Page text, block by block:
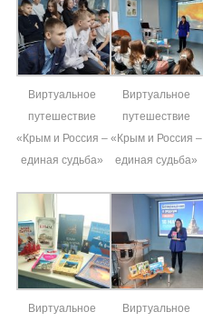
Виртуальное
путешествие
«Крым и Россия –
единая судьба»
Виртуальное
путешествие
«Крым и Россия –
единая судьба»
Виртуальное
Виртуальное